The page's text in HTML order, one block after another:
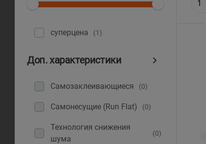
суперцена (1)
Доп. характеристики
Самозаклеивающиеся (0)
Самонесущие (Run Flat) (0)
Технология снижения
шума
(0)